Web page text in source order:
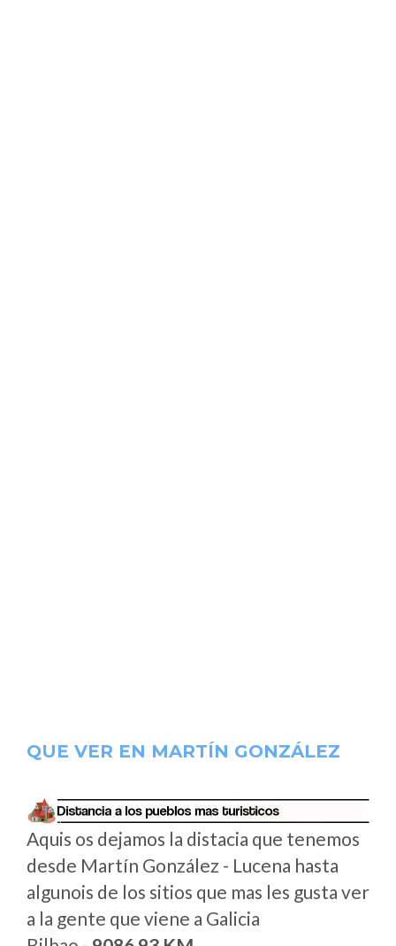
QUE VER EN MARTÍN GONZÁLEZ
Aquis os dejamos la distacia que tenemos
desde Martín González - Lucena hasta
algunois de los sitios que mas les gusta ver
a la gente que viene a Galicia